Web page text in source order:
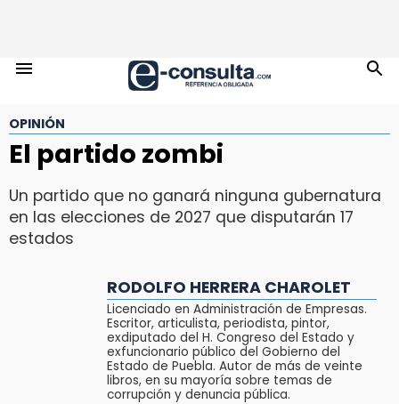
OPINIÓN
El partido zombi
Un partido que no ganará ninguna gubernatura
en las elecciones de 2027 que disputarán 17
estados
RODOLFO HERRERA CHAROLET
Licenciado en Administración de Empresas.
Escritor, articulista, periodista, pintor,
exdiputado del H. Congreso del Estado y
exfuncionario público del Gobierno del
Estado de Puebla. Autor de más de veinte
libros, en su mayoría sobre temas de
corrupción y denuncia pública.